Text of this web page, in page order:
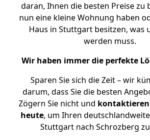
daran, Ihnen die besten Preise zu
nun eine kleine Wohnung haben
Haus in Stuttgart besitzen, was
werden muss.
Wir haben immer die perfekte
Sparen Sie sich die Zeit – wir
darum, dass Sie die besten
Zögern Sie nicht und kontaktieren
heute, um Ihren
Stuttgart nach Schrozberg